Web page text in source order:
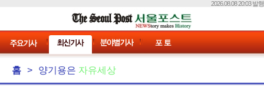
2026.08.08 20:03 발행
홈 > 양기용은 자유세상